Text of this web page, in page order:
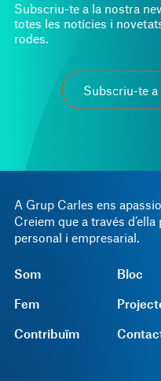
A Grup Carles ens
Creiem que a través
personal i empresarial.
Som
Fem
Contribuïm
Bloc
Subscriu-te a la nostra
totes les notícies i
rodes.
Subscriu-te